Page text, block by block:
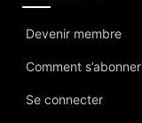
Devenir membre
Comment s’abonner
Se connecter